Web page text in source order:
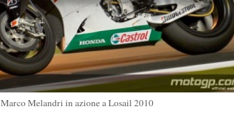
Marco Melandri in azione a Losail 2010